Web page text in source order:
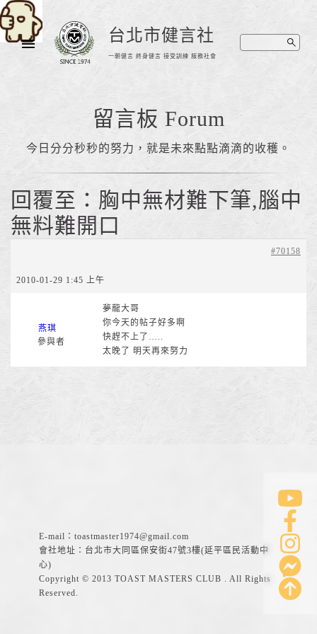
台北市健言社
一朝健言 終身健言 接受訓練 服務社會
留言板 Forum
今日分分秒秒的努力，就是未來點點滴滴的收穫。
回覆至：胸中無材難下筆,腦中
無料難開口
2010-01-29 1:45 上午
#70158
燕琪
參與者
夢龍大哥
你今天的帖子好多啊
快趕不上了…..
太晚了 明天再來努力
E-mail： toastmaster1974@gmail.com
會社地址：台北市大同區保安街47號3樓(延平區民活動中
心)
Copyright © 2013 TOAST MASTERS CLUB . All Rights
Reserved.